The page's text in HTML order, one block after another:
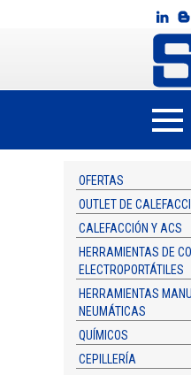
OFERTAS
OUTLET DE
CALEFACCIÓN Y ACS
HERRAMIENTAS DE
ELECTROPORTÁTILES
HERRAMIENTAS
NEUMÁTICAS
QUÍMICOS
CEPILLERÍA